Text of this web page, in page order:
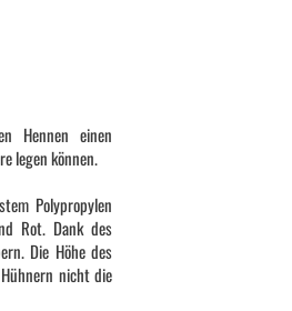
Hennen einen
legen können.
Polypropylen
Rot. Dank des
Die Höhe des
nicht die